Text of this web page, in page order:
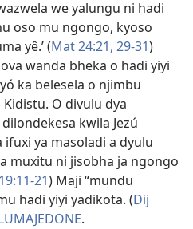
we yalungu ni hadi
oso mu ngongo, kyoso
yê.’ (Mat 24:21, 29-31)
wanda bheka o hadi yiyi
ka belesela o njimbu
O divulu dya
dilondekesa kwila Jezú
ya masoladi a dyulu
muxitu ni jisobha ja ngongo
21) Maji “mundu
hadi yiyi yadikota. (Dij
.